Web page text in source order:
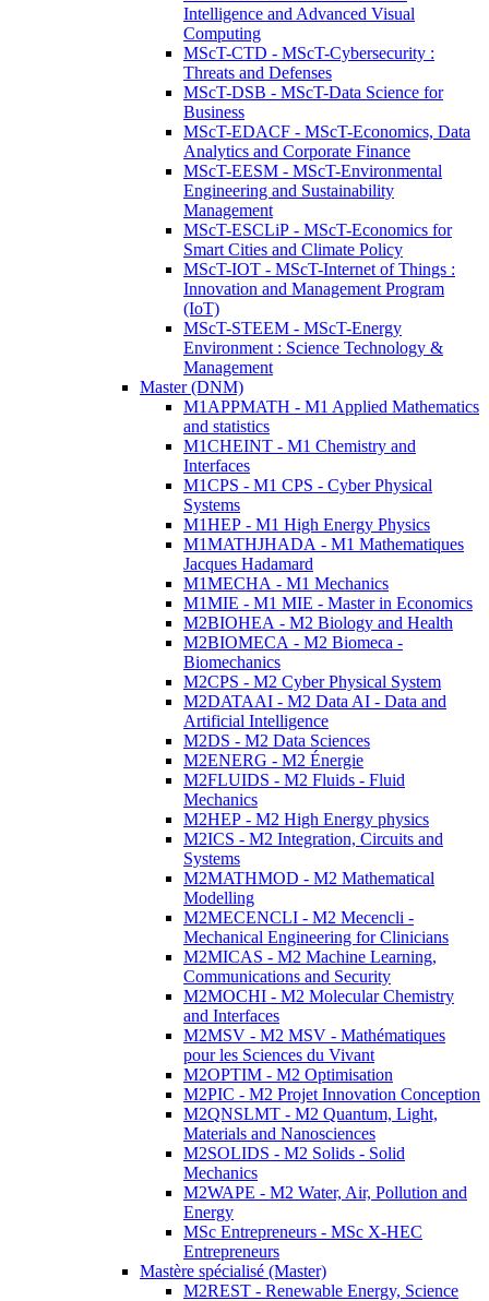
Intelligence and Advanced Visual
Computing
MScT-CTD - MScT-Cybersecurity :
Threats and Defenses
MScT-DSB - MScT-Data Science for
Business
MScT-EDACF - MScT-Economics, Data
Analytics and Corporate Finance
MScT-EESM - MScT-Environmental
Engineering and Sustainability
Management
MScT-ESCLiP - MScT-Economics for
Smart Cities and Climate Policy
MScT-IOT - MScT-Internet of Things :
Innovation and Management Program
(IoT)
MScT-STEEM - MScT-Energy
Environment : Science Technology &
Management
Master (DNM)
M1APPMATH - M1 Applied Mathematics
and statistics
M1CHEINT - M1 Chemistry and
Interfaces
M1CPS - M1 CPS - Cyber Physical
Systems
M1HEP - M1 High Energy Physics
M1MATHJHADA - M1 Mathematiques
Jacques Hadamard
M1MECHA - M1 Mechanics
M1MIE - M1 MIE - Master in Economics
M2BIOHEA - M2 Biology and Health
M2BIOMECA - M2 Biomeca -
Biomechanics
M2CPS - M2 Cyber Physical System
M2DATAAI - M2 Data AI - Data and
Artificial Intelligence
M2DS - M2 Data Sciences
M2ENERG - M2 Énergie
M2FLUIDS - M2 Fluids - Fluid
Mechanics
M2HEP - M2 High Energy physics
M2ICS - M2 Integration, Circuits and
Systems
M2MATHMOD - M2 Mathematical
Modelling
M2MECENCLI - M2 Mecencli -
Mechanical Engineering for Clinicians
M2MICAS - M2 Machine Learning,
Communications and Security
M2MOCHI - M2 Molecular Chemistry
and Interfaces
M2MSV - M2 MSV - Mathématiques
pour les Sciences du Vivant
M2OPTIM - M2 Optimisation
M2PIC - M2 Projet Innovation Conception
M2QNSLMT - M2 Quantum, Light,
Materials and Nanosciences
M2SOLIDS - M2 Solids - Solid
Mechanics
M2WAPE - M2 Water, Air, Pollution and
Energy
MSc Entrepreneurs - MSc X-HEC
Entrepreneurs
Mastère spécialisé (Master)
M2REST - Renewable Energy, Science